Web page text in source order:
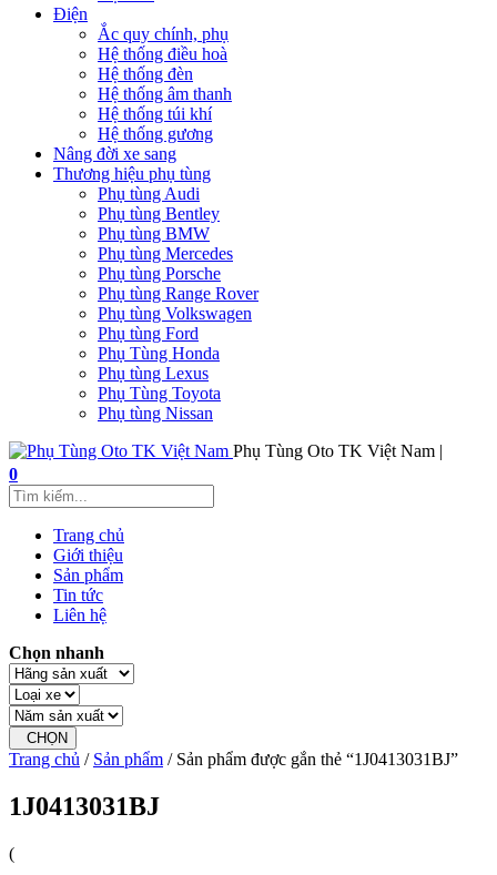
Điện
Ắc quy chính, phụ
Hệ thống điều hoà
Hệ thống đèn
Hệ thống âm thanh
Hệ thống túi khí
Hệ thống gương
Nâng đời xe sang
Thương hiệu phụ tùng
Phụ tùng Audi
Phụ tùng Bentley
Phụ tùng BMW
Phụ tùng Mercedes
Phụ tùng Porsche
Phụ tùng Range Rover
Phụ tùng Volkswagen
Phụ tùng Ford
Phụ Tùng Honda
Phụ tùng Lexus
Phụ Tùng Toyota
Phụ tùng Nissan
Phụ Tùng Oto TK Việt Nam |
0
Trang chủ
Giới thiệu
Sản phẩm
Tin tức
Liên hệ
Chọn nhanh
CHỌN
Trang chủ / Sản phẩm / Sản phẩm được gắn thẻ “1J0413031BJ”
1J0413031BJ
(